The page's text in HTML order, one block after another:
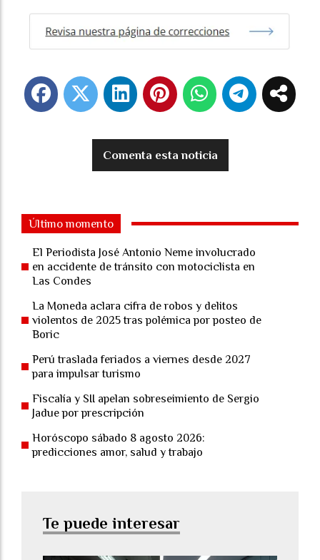
Comenta esta noticia
Último momento
El Periodista José Antonio Neme involucrado
en accidente de tránsito con motociclista en
Las Condes
La Moneda aclara cifra de robos y delitos
violentos de 2025 tras polémica por posteo de
Boric
Perú traslada feriados a viernes desde 2027
para impulsar turismo
Fiscalía y SII apelan sobreseimiento de Sergio
Jadue por prescripción
Horóscopo sábado 8 agosto 2026:
predicciones amor, salud y trabajo
Te puede interesar